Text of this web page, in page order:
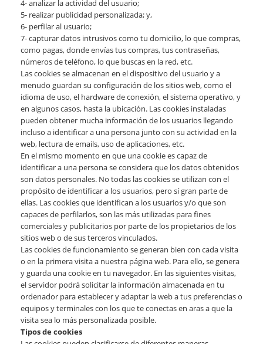
4- analizar la actividad del usuario;
5- realizar publicidad personalizada; y,
6- perfilar al usuario;
7- capturar datos intrusivos como tu domicilio, lo que compras,
como pagas, donde envías tus compras, tus contraseñas,
números de teléfono, lo que buscas en la red, etc.
Las cookies se almacenan en el dispositivo del usuario y a
menudo guardan su configuración de los sitios web, como el
idioma de uso, el hardware de conexión, el sistema operativo, y
en algunos casos, hasta la ubicación. Las cookies instaladas
pueden obtener mucha información de los usuarios llegando
incluso a identificar a una persona junto con su actividad en la
web, lectura de emails, uso de aplicaciones, etc.
En el mismo momento en que una cookie es capaz de
identificar a una persona se considera que los datos obtenidos
son datos personales. No todas las cookies se utilizan con el
propósito de identificar a los usuarios, pero sí gran parte de
ellas. Las cookies que identifican a los usuarios y/o que son
capaces de perfilarlos, son las más utilizadas para fines
comerciales y publicitarios por parte de los propietarios de los
sitios web o de sus terceros vinculados.
Las cookies de funcionamiento se generan bien con cada visita
o en la primera visita a nuestra página web. Para ello, se genera
y guarda una cookie en tu navegador. En las siguientes visitas,
el servidor podrá solicitar la información almacenada en tu
ordenador para establecer y adaptar la web a tus preferencias o
equipos y terminales con los que te conectas en aras a que la
visita sea lo más personalizada posible.
Tipos de cookies